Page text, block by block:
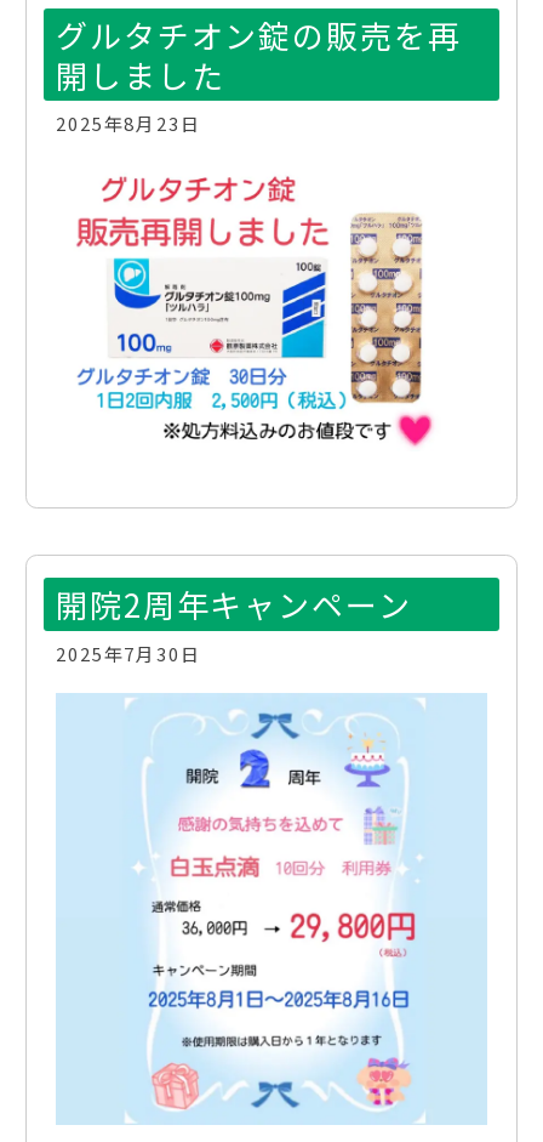
グルタチオン錠の販売を再
開しました
2025年8月23日
開院2周年キャンペーン
2025年7月30日